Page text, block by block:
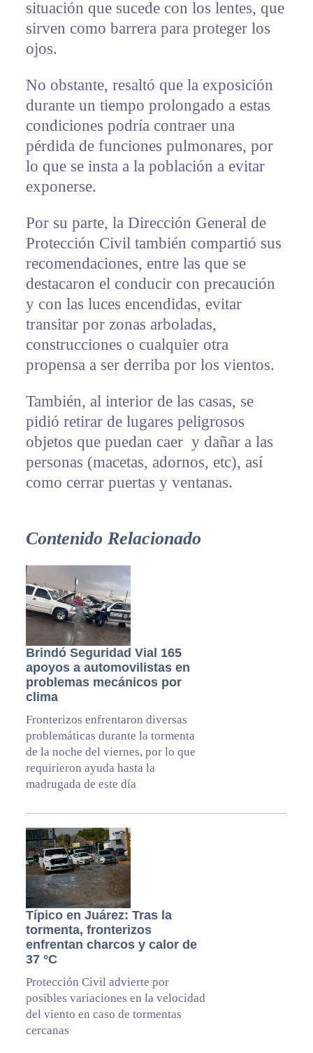
situación que sucede con los lentes, que
sirven como barrera para proteger los
ojos.
No obstante, resaltó que la exposición
durante un tiempo prolongado a estas
condiciones podría contraer una
pérdida de funciones pulmonares, por
lo que se insta a la población a evitar
exponerse.
Por su parte, la Dirección General de
Protección Civil también compartió sus
recomendaciones, entre las que se
destacaron el conducir con precaución
y con las luces encendidas, evitar
transitar por zonas arboladas,
construcciones o cualquier otra
propensa a ser derriba por los vientos.
También, al interior de las casas, se
pidió retirar de lugares peligrosos
objetos que puedan caer y dañar a las
personas (macetas, adornos, etc), así
como cerrar puertas y ventanas.
Contenido Relacionado
Brindó Seguridad Vial 165
apoyos a automovilistas en
problemas mecánicos por
clima
Fronterizos enfrentaron diversas
problemáticas durante la tormenta
de la noche del viernes, por lo que
requirieron ayuda hasta la
madrugada de este día
Típico en Juárez: Tras la
tormenta, fronterizos
enfrentan charcos y calor de
37 °C
Protección Civil advierte por
posibles variaciones en la velocidad
del viento en caso de tormentas
cercanas